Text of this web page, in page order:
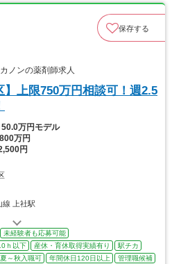
保存する
ノンの薬剤師求人
】上限750万円相談可！週2.5
50.0万円モデル
万円
円
線 上社駅
未経験者も応募可能
ｈ以下 産休・育休取得実績有り
駅チカ
夏～秋入職可 年間休日120日以上 管理職候補